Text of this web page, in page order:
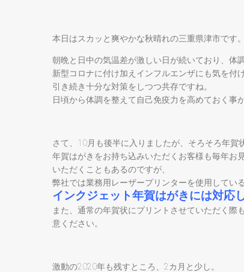
本日はスカッと爽やかな秋晴れの三重県津市です。
朝晩と日中の気温差が激しい日が続いており、体
新型コロナに付け加えインフルエンザにも気を付
引き続き十分な対策をしつつ共存ですね。
日頃から体調を整えて自己免疫力を高めておく事
さて、10月も後半に入りましたが、そろそろ年賀
年賀はがきをお持ち込みいただくお客様も毎年お
いただくこともあるのですが、
弊社では業務用レーザープリンターを使用している
インクジェット年賀はがきには対応
また、通常の年賀状にプリントさせていただく際
意ください。
激動の2020年も残すところ、2カ月と少し。